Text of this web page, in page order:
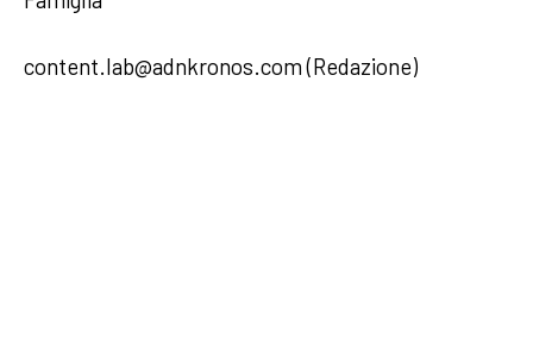
content.lab@adnkronos.com (Redazione)